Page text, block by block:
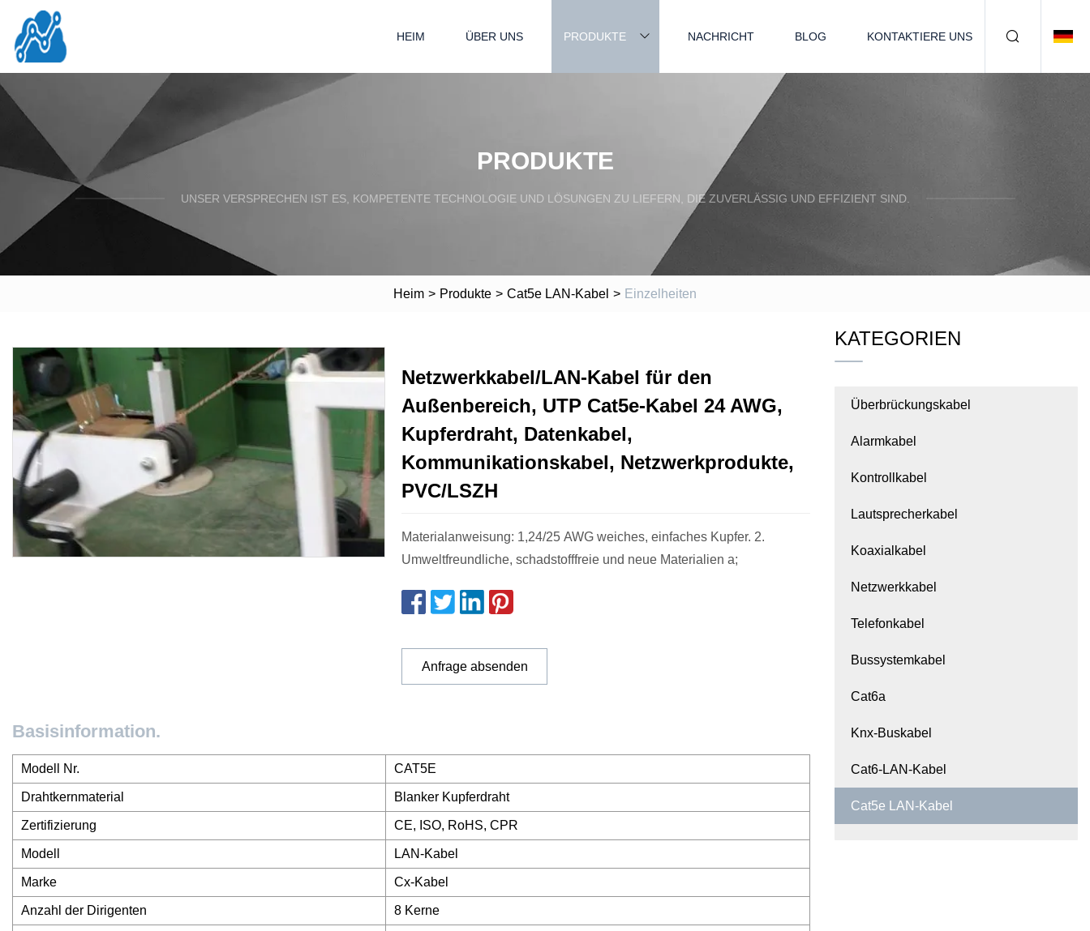
HEIM ÜBER UNS PRODUKTE NACHRICHT BLOG KONTAKTIERE UNS
PRODUKTE
UNSER VERSPRECHEN IST ES, KOMPETENTE TECHNOLOGIE UND LÖSUNGEN ZU LIEFERN, DIE ZUVERLÄSSIG UND EFFIZIENT SIND.
Heim > Produkte > Cat5e LAN-Kabel > Einzelheiten
Netzwerkkabel/LAN-Kabel für den
Außenbereich, UTP Cat5e-Kabel 24 AWG,
Kupferdraht, Datenkabel,
Kommunikationskabel, Netzwerkprodukte,
PVC/LSZH
Materialanweisung: 1,24/25 AWG weiches, einfaches Kupfer. 2.
Umweltfreundliche, schadstofffreie und neue Materialien a;
Anfrage absenden
Basisinformation.
Modell Nr. CAT5E
Drahtkernmaterial Blanker Kupferdraht
Zertifizierung CE, ISO, RoHS, CPR
Modell LAN-Kabel
Marke Cx-Kabel
Anzahl der Dirigenten 8 Kerne
KATEGORIEN
Überbrückungskabel
Alarmkabel
Kontrollkabel
Lautsprecherkabel
Koaxialkabel
Netzwerkkabel
Telefonkabel
Bussystemkabel
Cat6a
Knx-Buskabel
Cat6-LAN-Kabel
Cat5e LAN-Kabel